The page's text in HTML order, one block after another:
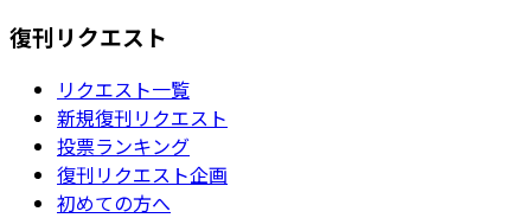
復刊リクエスト
リクエスト一覧
新規復刊リクエスト
投票ランキング
復刊リクエスト企画
初めての方へ